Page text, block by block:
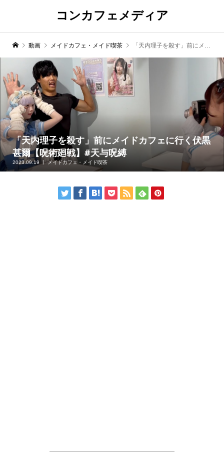
コンカフェメディア
動画 メイドカフェ・メイド喫茶 「天内理子を殺す」前にメイドカフェに行く伏黒甚爾【呪術廻戦】#天与呪縛
「天内理子を殺す」前にメイドカフェに行く伏黒
甚爾【呪術廻戦】#天与呪縛
2023.09.19 メイドカフェ・メイド喫茶